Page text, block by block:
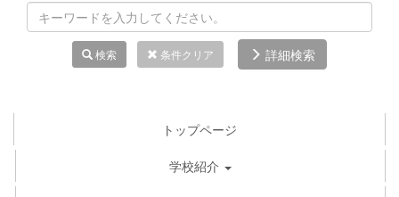
検索 条件クリア 詳細検索
トップページ
学校紹介